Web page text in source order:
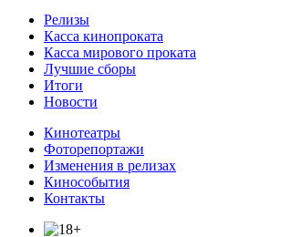
Релизы
Касса кинопроката
Касса мирового проката
Лучшие сборы
Итоги
Новости
Кинотеатры
Фоторепортажи
Изменения в релизах
Кинособытия
Контакты